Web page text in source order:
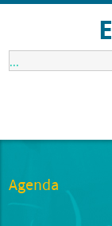
...
Agenda